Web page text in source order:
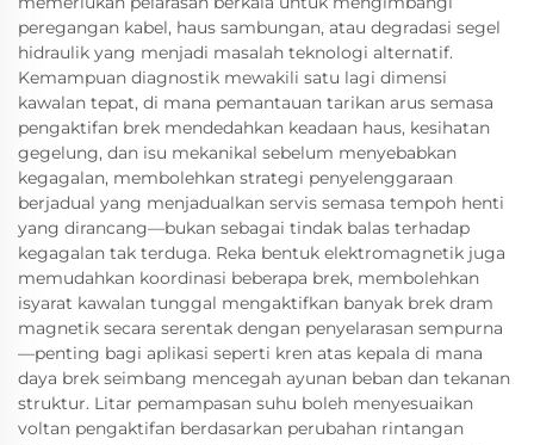
peregangan kabel, haus sambungan, atau degradasi segel
hidraulik yang menjadi masalah teknologi alternatif.
Kemampuan diagnostik mewakili satu lagi dimensi
kawalan tepat, di mana pemantauan tarikan arus semasa
pengaktifan brek mendedahkan keadaan haus, kesihatan
gegelung, dan isu mekanikal sebelum menyebabkan
kegagalan, membolehkan strategi penyelenggaraan
berjadual yang menjadualkan servis semasa tempoh henti
yang dirancang—bukan sebagai tindak balas terhadap
kegagalan tak terduga. Reka bentuk elektromagnetik juga
memudahkan koordinasi beberapa brek, membolehkan
isyarat kawalan tunggal mengaktifkan banyak brek dram
magnetik secara serentak dengan penyelarasan sempurna
—penting bagi aplikasi seperti kren atas kepala di mana
daya brek seimbang mencegah ayunan beban dan tekanan
struktur. Litar pemampasan suhu boleh menyesuaikan
voltan pengaktifan berdasarkan perubahan rintangan